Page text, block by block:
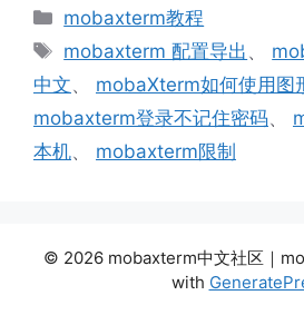
分
mobaxterm教程
标
签
mobaxterm 配置导出 、
中文、 mobaXterm如何使用图
mobaxterm登录不记住密码、
本机、 mobaxterm限制
© 2026 mobaxterm中文社区｜
with